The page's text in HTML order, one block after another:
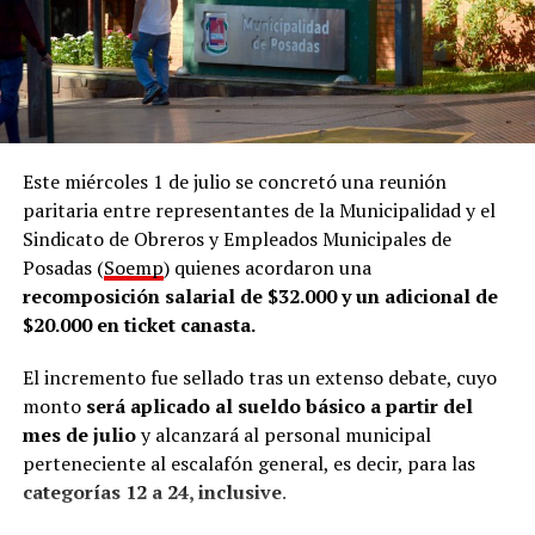
25 empresas por mes”, remarcó.
Acompañamiento
El director comentó que la Oficina de Empleo funciona
dentro de la Dirección de Empleo y Formación, que
también nuclea a la Oficina de Datos de la Municipalidad
de posadeña. En ese marco, señaló que el área desarrolla
tres líneas de trabajo.
De acuerdo con lo que contó Abrazian aLVM, la primera
línea de trabajo es laintermediación laboral
consiste en acompañar a quienes buscan empleo y, al
mismo tiempo, asistir a las empresas en los procesos de
selección de personal.
“Conectar a las personas que están en búsqueda de
empleo y que se acercan acá a dejarnos su CV y
Este miércoles 1 de julio se concretó una reunión
paritaria entre representantes de la Municipalidad y el
Sindicato de Obreros y Empleados Municipales de
Posadas (Soemp) quienes acordaron una
recomposición salarial de $32.000 y un adicional de
$20.000 en ticket canasta.
El incremento fue sellado tras un extenso debate, cuyo
monto será aplicado al sueldo básico a partir del
mes de julioy alcanzará al personal municipal
perteneciente al escalafón general, es decir, para las
categorías 12 a 24, inclusive.